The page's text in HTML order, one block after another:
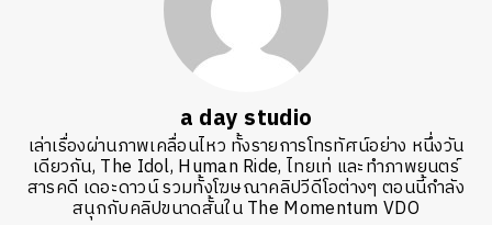
a day studio
เล่าเรื่องผ่านภาพเคลื่อนไหว ทั้งรายการโทรทัศน์อย่าง หนึ่งวัน
เดียวกัน, The Idol, Human Ride, ไทยเท่ และทำภาพยนตร์
สารคดี เดอะดาวน์ รวมทั้งโฆษณาคลิปวีดีโอต่างๆ ตอนนี้กำลัง
สนุกกับคลิปขนาดสั้นใน The Momentum VDO